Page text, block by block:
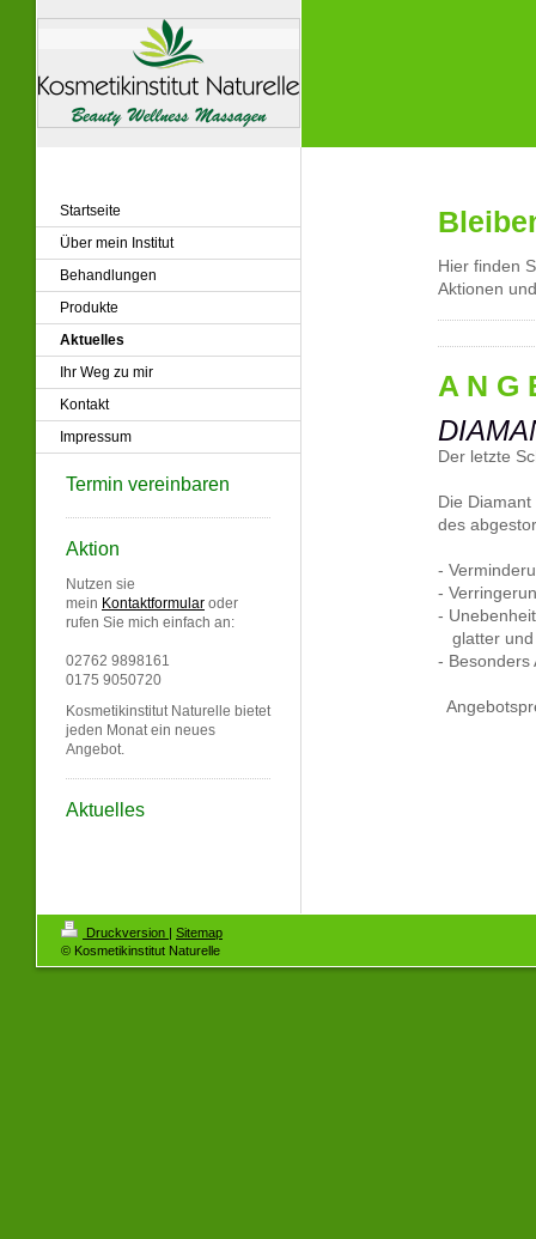
Hier finden
Aktionen
A N G
Der letzte
Die
des
-
-
-
glatter und
- Besonders
Startseite
Über mein Institut
Behandlungen
Produkte
Aktuelles
Ihr Weg zu mir
Kontakt
Impressum
Termin vereinbaren
Aktion
Nutzen sie
mein Kontaktformular oder
rufen Sie mich einfach an:
02762 9898161
0175 9050720
Kosmetikinstitut Naturelle bietet
jeden Monat ein neues
Angebot.
Aktuelles
Druckversion | Sitemap
© Kosmetikinstitut Naturelle